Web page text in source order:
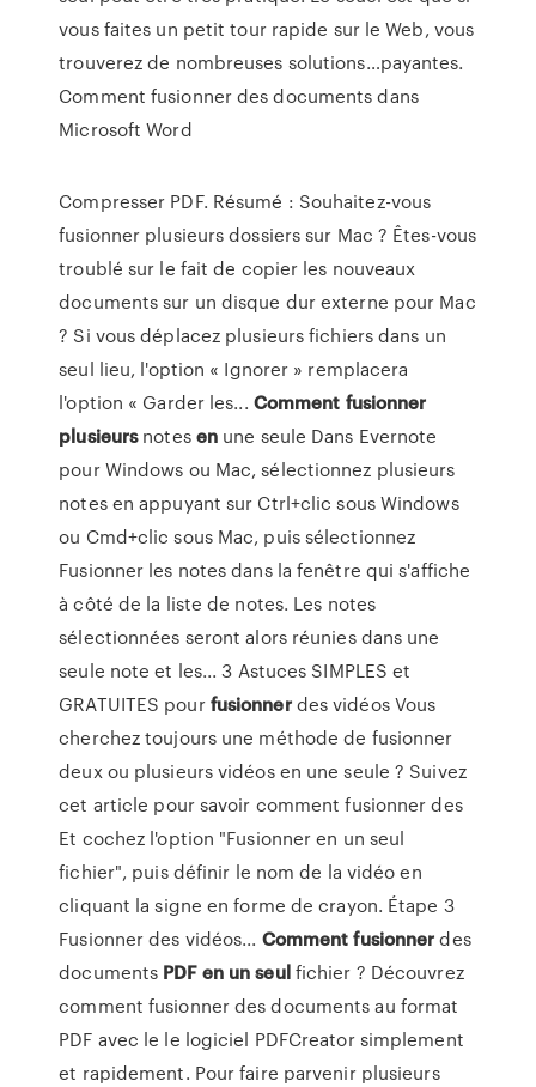
vous faites un petit tour rapide sur le Web, vous
trouverez de nombreuses solutions…payantes.
Comment fusionner des documents dans
Microsoft Word
Compresser PDF. Résumé : Souhaitez-vous
fusionner plusieurs dossiers sur Mac ? Êtes-vous
troublé sur le fait de copier les nouveaux
documents sur un disque dur externe pour Mac
? Si vous déplacez plusieurs fichiers dans un
seul lieu, l'option « Ignorer » remplacera
l'option « Garder les... Comment fusionner
plusieursnotesen une seule Dans Evernote
pour Windows ou Mac, sélectionnez plusieurs
notes en appuyant sur Ctrl+clic sous Windows
ou Cmd+clic sous Mac, puis sélectionnez
Fusionner les notes dans la fenêtre qui s'affiche
à côté de la liste de notes. Les notes
sélectionnées seront alors réunies dans une
seule note et les... 3 Astuces SIMPLES et
GRATUITES pourfusionnerdes vidéos Vous
cherchez toujours une méthode de fusionner
deux ou plusieurs vidéos en une seule ? Suivez
cet article pour savoir comment fusionner des
Et cochez l'option "Fusionner en un seul
fichier", puis définir le nom de la vidéo en
cliquant la signe en forme de crayon. Étape 3
Fusionner des vidéos... Comment fusionnerdes
documents PDF en un seulfichier ? Découvrez
comment fusionner des documents au format
PDF avec le le logiciel PDFCreator simplement
et rapidement. Pour faire parvenir plusieurs